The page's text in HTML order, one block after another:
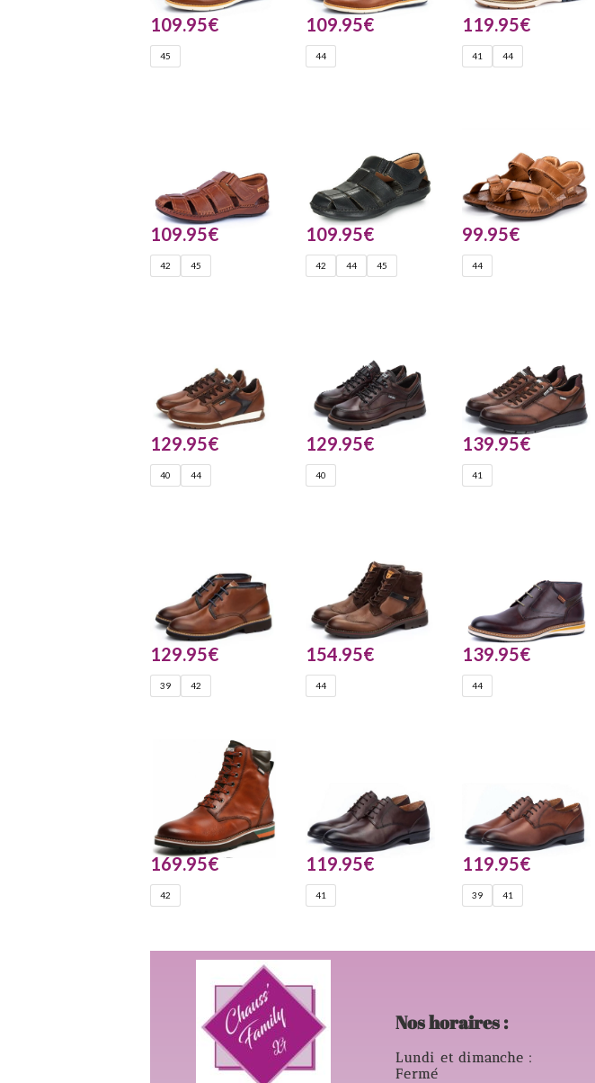
109.95€
45
109.95€
44
119.95€
41 44
109.95€
42 45
109.95€
42 44 45
99.95€
44
129.95€
40 44
129.95€
40
139.95€
41
129.95€
39 42
154.95€
44
139.95€
44
169.95€
42
119.95€
41
119.95€
39 41
Nos horaires :
Lundi et dimanche :
Fermé